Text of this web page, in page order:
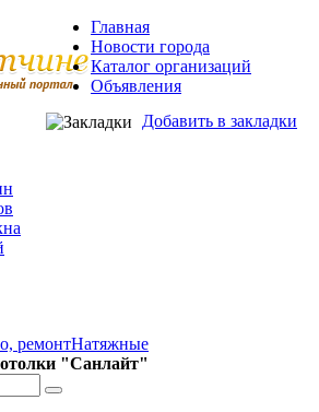
Добавить в закладки
Главная
Новости города
Каталог организаций
Объявления
ремонтНатяжные
"Санлайт"